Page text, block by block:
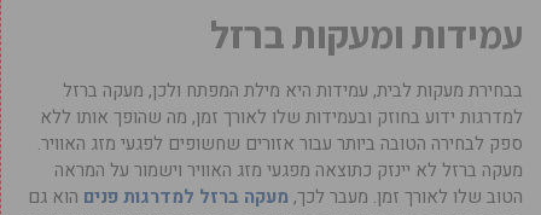
עמידות ומעקות ברזל
בבחירת מעקות לבית, עמידות היא מילת המפתח ולכן, מעקה ברזל
למדרגות ידוע בחוזק ובעמידות שלו לאורך זמן, מה שהופך אותו ללא
ספק לבחירה הטובה ביותר עבור אזורים שחשופים לפגעי מזג האוויר.
מעקה ברזל לא יינזק כתוצאה מפגעי מזג האוויר וישמור על המראה
הטוב שלו לאורך זמן. מעבר לכך, מעקה ברזל למדרגות פנים הוא גם